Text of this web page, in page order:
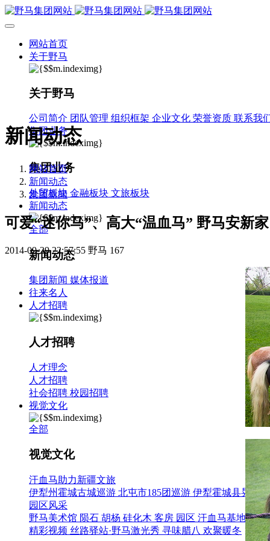
网站首页
关于野马
关于野马
公司简介 团队管理 组织框架 企业文化 荣誉资质 联系我
集团业务
集团业务
外贸板块 金融板块 文旅板块
新闻动态
全部
新闻动态
集团新闻 媒体报道
往来名人
人才招聘
人才招聘
人才理念
人才招聘
社会招聘 校园招聘
视觉文化
全部
视觉文化
汗血马助力新疆文旅
伊犁州霍城古城巡游 北屯市185团巡游 伊犁霍城县晃晃
园区风采
野马美术馆 陨石 胡杨 硅化木 客房 园区 汗血马基地 F座
精彩视频 丝路驿站·野马激光秀 寻味腊八 欢聚暖冬
新闻动态
网站首页
新闻动态
集团新闻
可爱“迷你马”、高大“温血马” 野马安新家
2014-09-29 22:57:55 野马 167